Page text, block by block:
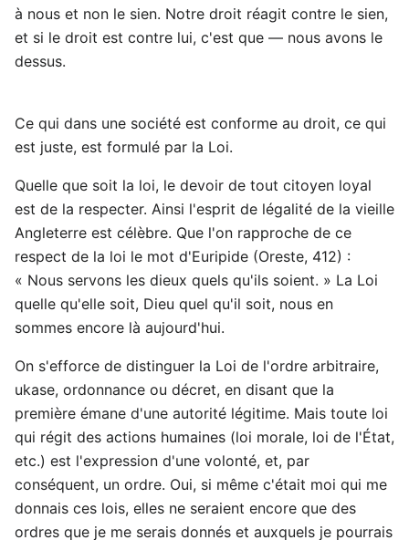
à nous et non le sien. Notre droit réagit contre le sien,
et si le droit est contre lui, c'est que — nous avons le
dessus.
Ce qui dans une société est conforme au droit, ce qui
est juste, est formulé par la Loi.
Quelle que soit la loi, le devoir de tout citoyen loyal
est de la respecter. Ainsi l'esprit de légalité de la vieille
Angleterre est célèbre. Que l'on rapproche de ce
respect de la loi le mot d'Euripide (Oreste, 412) :
« Nous servons les dieux quels qu'ils soient. » La Loi
quelle qu'elle soit, Dieu quel qu'il soit, nous en
sommes encore là aujourd'hui.
On s'efforce de distinguer la Loi de l'ordre arbitraire,
ukase, ordonnance ou décret, en disant que la
première émane d'une autorité légitime. Mais toute loi
qui régit des actions humaines (loi morale, loi de l'État,
etc.) est l'expression d'une volonté, et, par
conséquent, un ordre. Oui, si même c'était moi qui me
donnais ces lois, elles ne seraient encore que des
ordres que je me serais donnés et auxquels je pourrais